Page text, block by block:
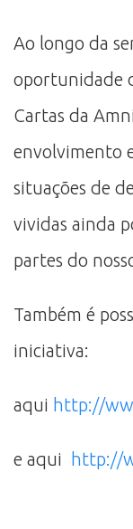
Ao longo da
oportunidade
Cartas da
envolvimento
situações de
vividas ainda
partes do
Também é
iniciativa:
aqui http://
e aqui http://